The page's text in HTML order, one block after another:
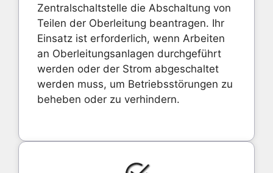
Zentralschaltstelle die Abschaltung von
Teilen der Oberleitung beantragen. Ihr
Einsatz ist erforderlich, wenn Arbeiten
an Oberleitungsanlagen durchgeführt
werden oder der Strom abgeschaltet
werden muss, um Betriebsstörungen zu
beheben oder zu verhindern.